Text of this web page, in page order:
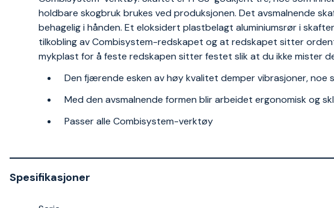
holdbare skogbruk brukes ved produksjonen. Det avsmalnende
behagelig i hånden. Et eloksidert plastbelagt aluminiumsrør i
tilkobling av Combisystem-redskapet og at redskapet sitter
mykplast for å feste redskapen sitter festet slik at du ikke mister
Den fjærende esken av høy kvalitet demper vibrasjoner, noe
Med den avsmalnende formen blir arbeidet ergonomisk og
Passer alle Combisystem-verktøy
Spesifikasjoner